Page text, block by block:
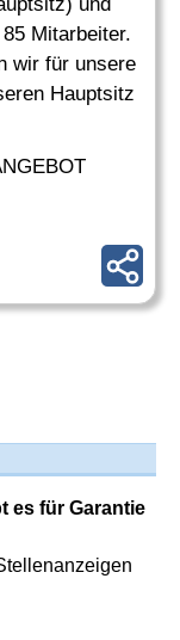
Mitarbeiter.
wir für unsere
Hauptsitz
es für Garantie